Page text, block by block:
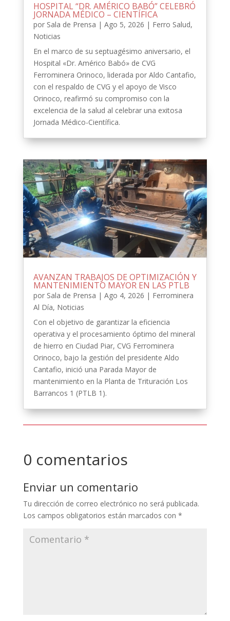
HOSPITAL “DR. AMÉRICO BABÓ” CELEBRÓ
JORNADA MÉDICO – CIENTÍFICA
por Sala de Prensa | Ago 5, 2026 | Ferro Salud,
Noticias
En el marco de su septuagésimo aniversario, el
Hospital «Dr. Américo Babó» de CVG
Ferrominera Orinoco, liderada por Aldo Cantafio,
con el respaldo de CVG y el apoyo de Visco
Orinoco, reafirmó su compromiso con la
excelencia de la salud al celebrar una exitosa
Jornada Médico-Científica.
AVANZAN TRABAJOS DE OPTIMIZACIÓN Y
MANTENIMIENTO MAYOR EN LAS PTLB
por Sala de Prensa | Ago 4, 2026 | Ferrominera
Al Día, Noticias
Con el objetivo de garantizar la eficiencia
operativa y el procesamiento óptimo del mineral
de hierro en Ciudad Piar, CVG Ferrominera
Orinoco, bajo la gestión del presidente Aldo
Cantafio, inició una Parada Mayor de
mantenimiento en la Planta de Trituración Los
Barrancos 1 (PTLB 1).
0 comentarios
Enviar un comentario
Tu dirección de correo electrónico no será publicada.
Los campos obligatorios están marcados con *